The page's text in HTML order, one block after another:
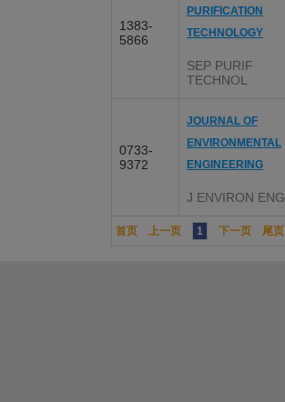
1383-
5866
PURIFICATION
TECHNOLOGY
SEP PURIF
TECHNOL
0733-
9372
JOURNAL OF
ENVIRONMENTAL
ENGINEERING
J ENVIRON ENG
首页 上一页 1 下一页 尾页